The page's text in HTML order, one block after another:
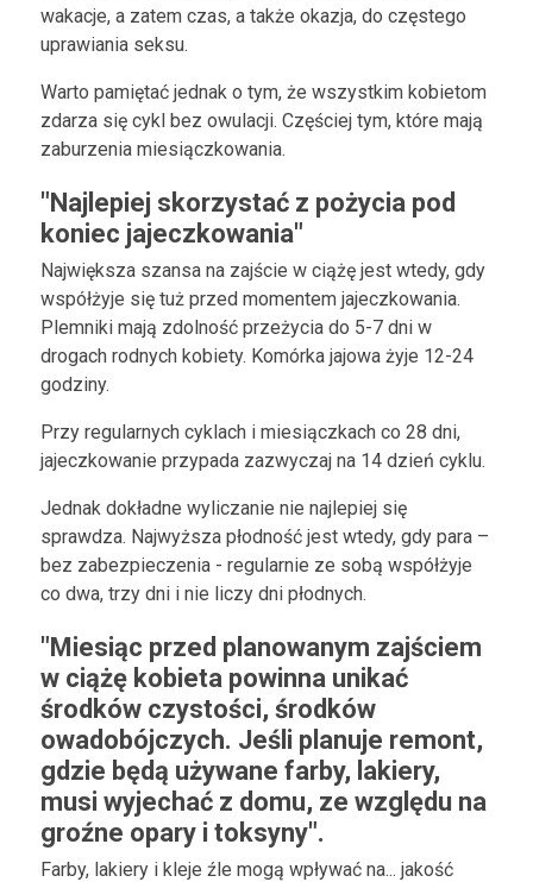
wakacje, a zatem czas, a także okazja, do częstego
uprawiania seksu.
Warto pamiętać jednak o tym, że wszystkim kobietom
zdarza się cykl bez owulacji. Częściej tym, które mają
zaburzenia miesiączkowania.
"Najlepiej skorzystać z pożycia pod
koniec jajeczkowania"
Największa szansa na zajście w ciążę jest wtedy, gdy
współżyje się tuż przed momentem jajeczkowania.
Plemniki mają zdolność przeżycia do 5-7 dni w
drogach rodnych kobiety. Komórka jajowa żyje 12-24
godziny.
Przy regularnych cyklach i miesiączkach co 28 dni,
jajeczkowanie przypada zazwyczaj na 14 dzień cyklu.
Jednak dokładne wyliczanie nie najlepiej się
sprawdza. Najwyższa płodność jest wtedy, gdy para –
bez zabezpieczenia - regularnie ze sobą współżyje
co dwa, trzy dni i nie liczy dni płodnych.
"Miesiąc przed planowanym zajściem
w ciążę kobieta powinna unikać
środków czystości, środków
owadobójczych. Jeśli planuje remont,
gdzie będą używane farby, lakiery,
musi wyjechać z domu, ze względu na
groźne opary i toksyny".
Farby, lakiery i kleje źle mogą wpływać na... jakość